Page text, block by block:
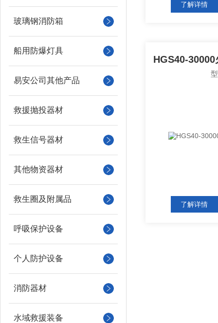
玻璃钢消防箱
船用防爆灯具
易安公司其他产品
救援抛投器材
救生信号器材
其他物资器材
救生圈及附属品
呼吸保护设备
个人防护设备
消防器材
水域救援装备
了解详情
了解详情